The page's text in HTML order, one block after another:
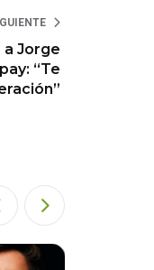
a Jorge
“Te